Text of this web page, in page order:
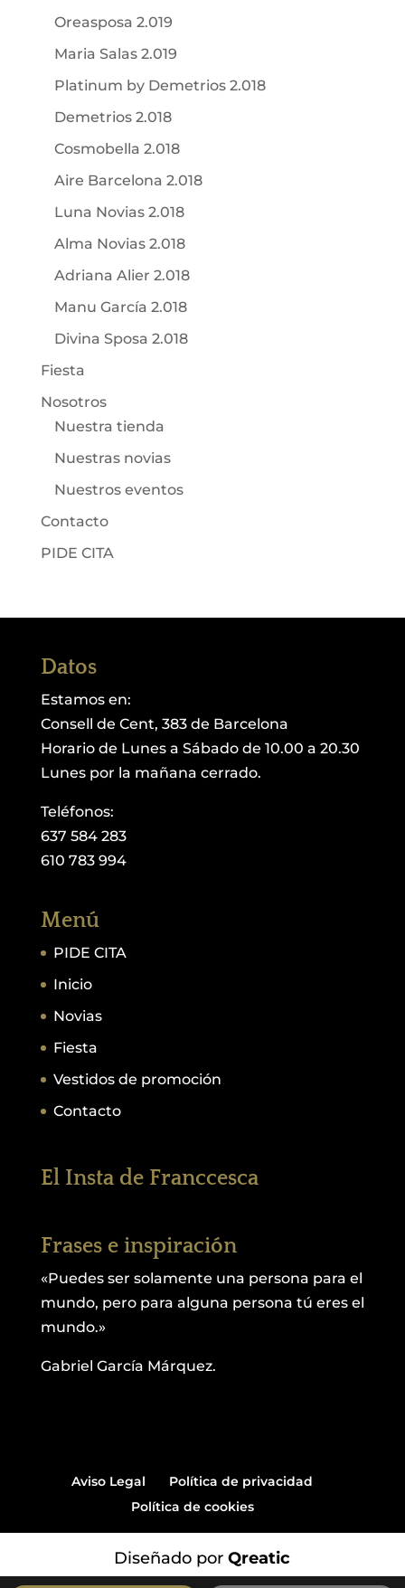
Oreasposa 2.019
Maria Salas 2.019
Platinum by Demetrios 2.018
Demetrios 2.018
Cosmobella 2.018
Aire Barcelona 2.018
Luna Novias 2.018
Alma Novias 2.018
Adriana Alier 2.018
Manu García 2.018
Divina Sposa 2.018
Fiesta
Nosotros
Nuestra tienda
Nuestras novias
Nuestros eventos
Contacto
PIDE CITA
Datos
Estamos en:
Consell de Cent, 383 de Barcelona
Horario de Lunes a Sábado de 10.00 a 20.30
Lunes por la mañana cerrado.
Teléfonos:
637 584 283
610 783 994
Menú
PIDE CITA
Inicio
Novias
Fiesta
Vestidos de promoción
Contacto
El Insta de Franccesca
Frases e inspiración
«Puedes ser solamente una persona para el
mundo, pero para alguna persona tú eres el
mundo.»
Gabriel García Márquez.
Aviso Legal
Política de privacidad
Política de cookies
Diseñado porQreatic